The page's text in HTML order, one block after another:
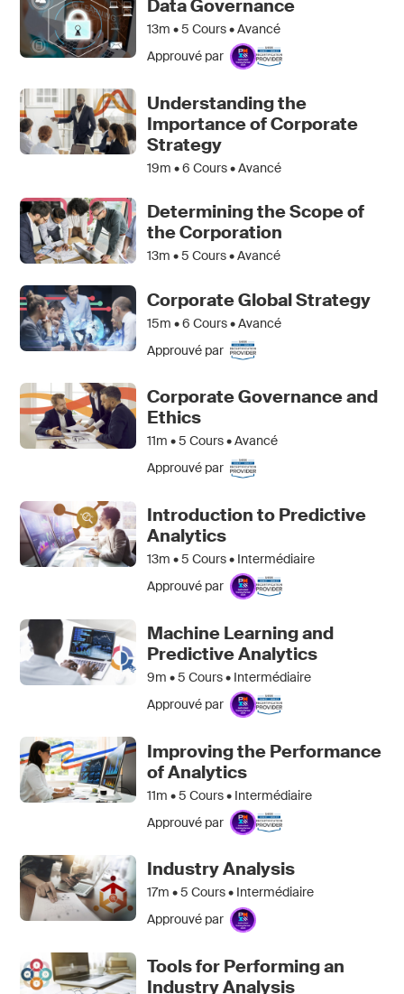
Data Governance
13m •5 Cours • Avancé
Approuvé par
Understanding the
Importance of Corporate
Strategy
19m •6 Cours • Avancé
Determining the Scope of
the Corporation
13m •5 Cours • Avancé
Corporate Global Strategy
15m •6 Cours • Avancé
Approuvé par
Corporate Governance and
Ethics
11m •5 Cours • Avancé
Approuvé par
Introduction to Predictive
Analytics
13m •5 Cours • Intermédiaire
Approuvé par
Machine Learning and
Predictive Analytics
9m •5 Cours • Intermédiaire
Approuvé par
Improving the Performance
of Analytics
11m •5 Cours • Intermédiaire
Approuvé par
Industry Analysis
17m •5 Cours • Intermédiaire
Approuvé par
Tools for Performing an
Industry Analysis